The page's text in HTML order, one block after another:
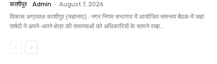
काशीपुर Admin - August 7, 2026
विकास अग्रवाल काशीपुर (महानाद) : नगर निगम सभागार में आयोजित समन्वय बैठक में जहां
पार्षदों ने अपने-अपने क्षेत्र की समस्याओं को अधिकारियों के सामने रखा...